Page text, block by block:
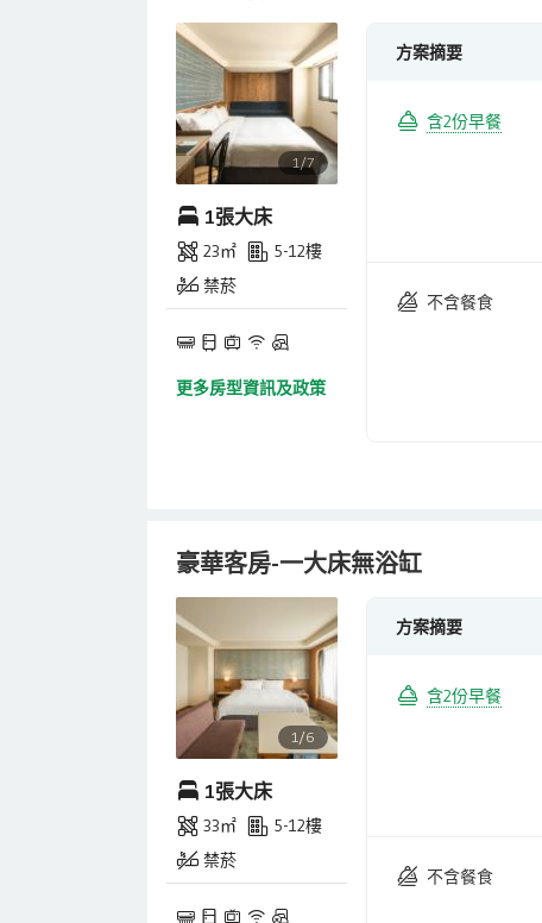
1/7
1張大床
23㎡
5-12樓
禁菸
更多房型資訊及政策
方案摘要
含2份早餐
不含餐食
豪華客房-一大床無浴缸
1/6
1張大床
33㎡
5-12樓
禁菸
方案摘要
含2份早餐
不含餐食